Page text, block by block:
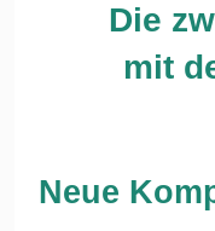
Die
mit
Neue